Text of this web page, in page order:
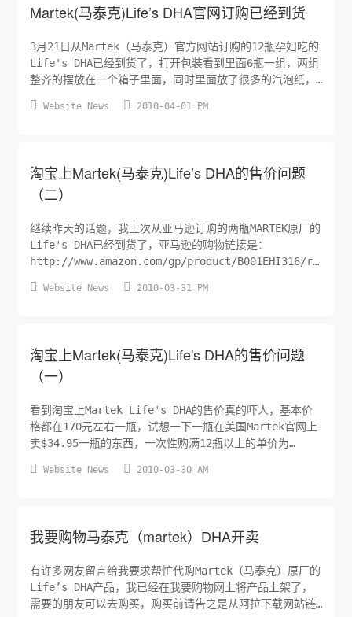
Martek(马泰克)Life’s DHA官网订购已经到货
3月21日从Martek（马泰克）官方网站订购的12瓶孕妇吃的
Life's DHA已经到货了，打开包装看到里面6瓶一组，两组
整齐的摆放在一个箱子里面，同时里面放了很多的汽泡纸，
 Website News  2010-04-01 PM
淘宝上Martek(马泰克)Life’s DHA的售价问题
（二）
继续昨天的话题，我上次从亚马逊订购的两瓶MARTEK原厂的
Life's DHA已经到货了，亚马逊的购物链接是：
http://www.amazon.com/gp/product/B001EHI316/
降价的幅度还是非常大的，之前卖$26.99一瓶，现在居然只
 Website News  2010-03-31 PM
淘宝上Martek(马泰克)Life's DHA的售价问题
（一）
看到淘宝上Martek Life's DHA的售价真的吓人，基本价
格都在170元左右一瓶，试想一下一瓶在美国Martek官网上
卖$34.95一瓶的东西，一次性购满12瓶以上的单价为
内的运费在$10，汇率按照6.85来计算这样折下来每瓶人民
 Website News  2010-03-30 AM
我要购物马泰克（martek）DHA开卖
有许多网友留言给我要求帮忙代购Martek（马泰克）原厂的
Life’s DHA产品，我已经在我要购物网上将产品上架了，
需要的朋友可以去购买，购买前请告之是从阿拉下载网站链